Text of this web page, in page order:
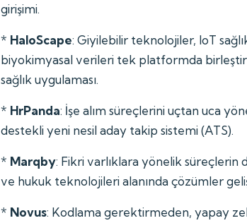
girişimi.
* HaloScape: Giyilebilir teknolojiler, IoT
biyokimyasal verileri tek platformda
sağlık uygulaması.
* HrPanda: İşe alım süreçlerini uçtan uca
destekli yeni nesil aday takip sistemi (ATS).
* Marqby: Fikri varlıklara yönelik süreçlerin
ve hukuk teknolojileri alanında çözümler
* Novus: Kodlama gerektirmeden, yapay